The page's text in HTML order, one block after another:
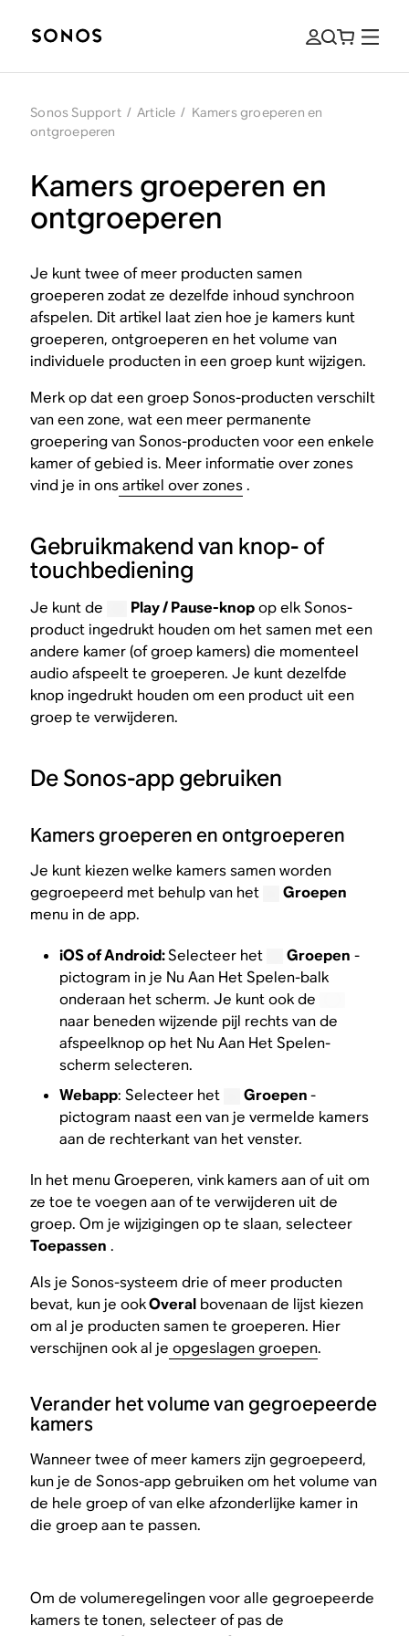
Sonos Support / Article / Kamers groeperen en
ontgroeperen
Kamers groeperen en
ontgroeperen
Je kunt twee of meer producten samen
groeperen zodat ze dezelfde inhoud synchroon
afspelen. Dit artikel laat zien hoe je kamers kunt
groeperen, ontgroeperen en het volume van
individuele producten in een groep kunt wijzigen.
Merk op dat een groep Sonos-producten verschilt
van een zone, wat een meer permanente
groepering van Sonos-producten voor een enkele
kamer of gebied is. Meer informatie over zones
vind je in onsartikel over zones.​
Gebruikmakend van knop- of
touchbediening
Je kunt de Play / Pause-knopop elk Sonos-
product ingedrukt houden om het samen met een
andere kamer (of groep kamers) die momenteel
audio afspeelt te groeperen. Je kunt dezelfde
knop ingedrukt houden om een product uit een
groep te verwijderen.​
De Sonos-app gebruiken​
Kamers groeperen en ontgroeperen
Je kunt kiezen welke kamers samen worden
gegroepeerd met behulp van het
Groepen
menu in de app.
iOS of Android:Selecteer het Groepen -
pictogram in je Nu Aan Het Spelen-balk
onderaan het scherm. Je kunt ook de
naar beneden wijzende pijl rechts van de
afspeelknop op het Nu Aan Het Spelen-
scherm selecteren.
Webapp: Selecteer het Groepen-
pictogram naast een van je vermelde kamers
aan de rechterkant van het venster.
​In het menu Groeperen, vink kamers aan of uit om
ze toe te voegen aan of te verwijderen uit de
groep. Om je wijzigingen op te slaan, selecteer
Toepassen .
Als je Sonos-systeem drie of meer producten
bevat, kun je ookOveral bovenaan de lijst kiezen
om al je producten samen te groeperen. Hier
verschijnen ook al je opgeslagen groepen.​
Verander het volume van gegroepeerde
kamers
Wanneer twee of meer kamers zijn gegroepeerd,
kun je de Sonos-app gebruiken om het volume van
de hele groep of van elke afzonderlijke kamer in
die groep aan te passen.
Om de volumeregelingen voor alle gegroepeerde
kamers te tonen, selecteer of pas de